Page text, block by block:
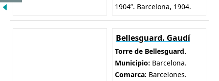
1904”. Barcelona, 1904.
Bellesguard. Gaudí
Torre de Bellesguard.
Municipio: Barcelona.
Comarca: Barcelones.